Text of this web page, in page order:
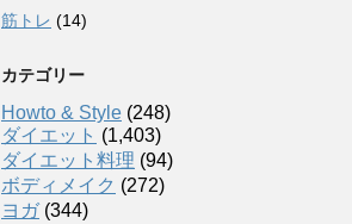
筋トレ (14)
カテゴリー
Howto & Style (248)
ダイエット (1,403)
ダイエット料理 (94)
ボディメイク (272)
ヨガ(344)